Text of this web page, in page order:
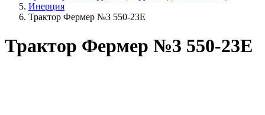
Инерция
Трактор Фермер №3 550-23E
Трактор Фермер №3 550-23E